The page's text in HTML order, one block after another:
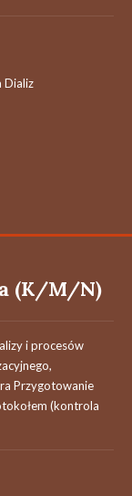
Dializ
(K/M/N)
i procesów
Przygotowanie
(kontrola